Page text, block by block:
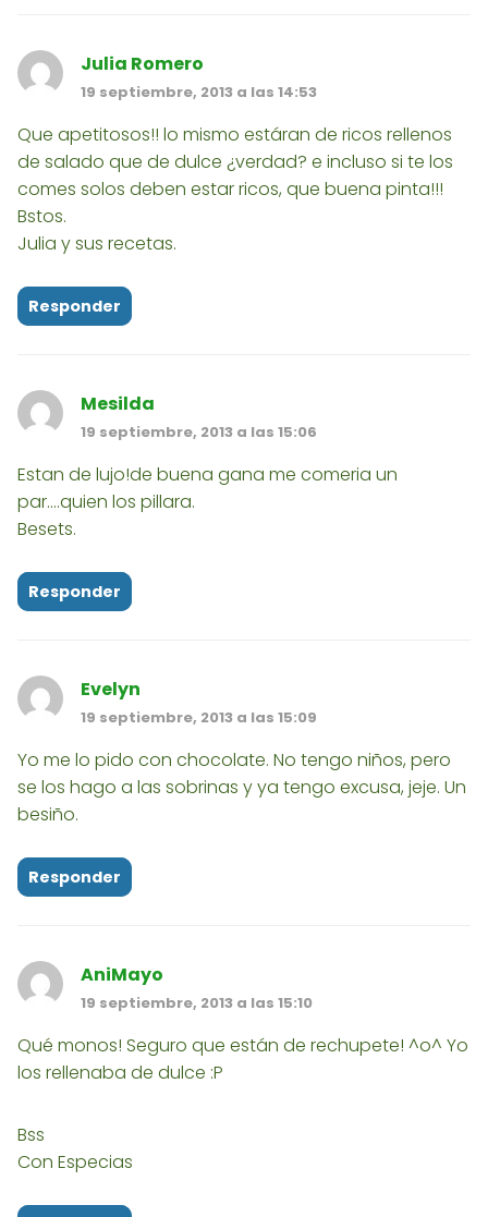
Julia Romero
19 septiembre, 2013 a las 14:53
Que apetitosos!! lo mismo estáran de ricos rellenos
de salado que de dulce ¿verdad? e incluso si te los
comes solos deben estar ricos, que buena pinta!!!
Bstos.
Julia y sus recetas.
Responder
Mesilda
19 septiembre, 2013 a las 15:06
Estan de lujo!de buena gana me comeria un
par....quien los pillara.
Besets.
Responder
Evelyn
19 septiembre, 2013 a las 15:09
Yo me lo pido con chocolate. No tengo niños, pero
se los hago a las sobrinas y ya tengo excusa, jeje. Un
besiño.
Responder
AniMayo
19 septiembre, 2013 a las 15:10
Qué monos! Seguro que están de rechupete! ^o^ Yo
los rellenaba de dulce :P
Bss
Con Especias